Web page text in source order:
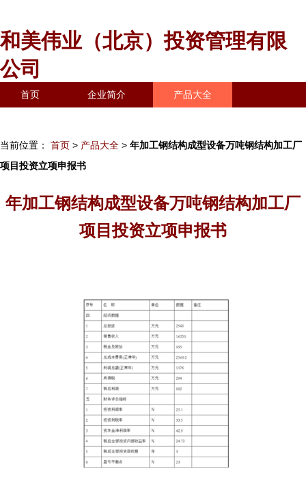
和美伟业（北京）投资管理有限
公司
首页 企业简介 产品大全
当前位置： 首页 > 产品大全 > 年加工钢结构成型设备万吨钢结构加工厂
项目投资立项申报书
年加工钢结构成型设备万吨钢结构加工厂
项目投资立项申报书